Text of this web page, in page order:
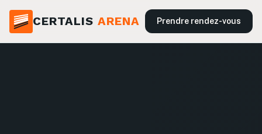
CERTALIS ARENA Prendre rendez-vous